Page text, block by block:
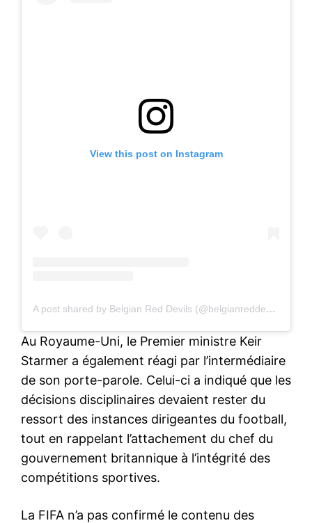
View this post on Instagram
A post shared by Belgian Red Devils (@belgianreddevils)
Au Royaume-Uni, le Premier ministre Keir
Starmer a également réagi par l’intermédiaire
de son porte-parole. Celui-ci a indiqué que les
décisions disciplinaires devaient rester du
ressort des instances dirigeantes du football,
tout en rappelant l’attachement du chef du
gouvernement britannique à l’intégrité des
compétitions sportives.
La FIFA n’a pas confirmé le contenu des